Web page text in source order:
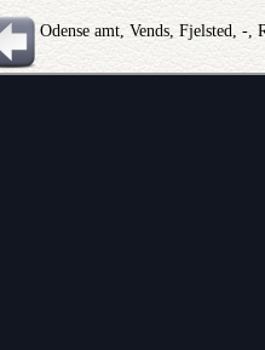
Odense amt, Vends, Fjelsted, -